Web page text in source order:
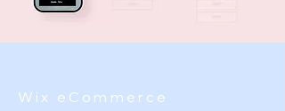
Wix eCommerce